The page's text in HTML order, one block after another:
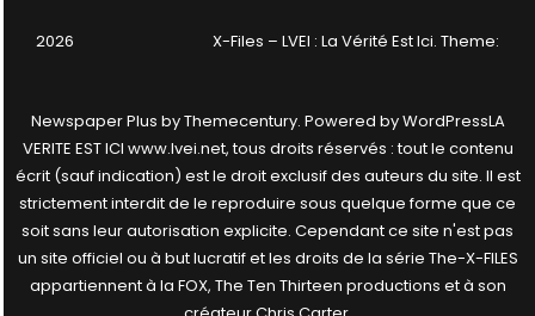
2026 X-Files – LVEI : La Vérité Est Ici. Theme:
Newspaper Plus byThemecentury. Powered byWordPressLA
VERITE EST ICI www.lvei.net, tous droits réservés : tout le contenu
écrit (sauf indication) est le droit exclusif des auteurs du site. Il est
strictement interdit de le reproduire sous quelque forme que ce
soit sans leur autorisation explicite. Cependant ce site n'est pas
un site officiel ou à but lucratif et les droits de la série The-X-FILES
appartiennent à la FOX, The Ten Thirteen productions et à son